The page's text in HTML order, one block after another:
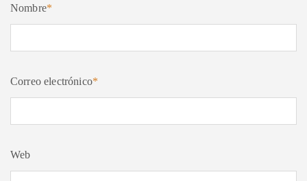
Nombre*
Correo electrónico*
Web